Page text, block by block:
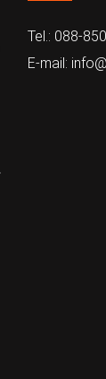
Tel.: 088-
E-mail: